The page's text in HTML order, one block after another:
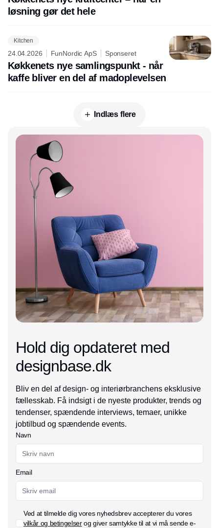
løsning gør det hele
Kitchen
24.04.2026 FunNordic ApS Sponseret
Køkkenets nye samlingspunkt - når
kaffe bliver en del af madoplevelsen
Indlæs flere
Annonce
Hold dig opdateret med
designbase.dk
Bliv en del af design- og interiørbranchens eksklusive
fællesskab. Få indsigt i de nyeste produkter, trends og
tendenser, spændende interviews, temaer, unikke
jobtilbud og spændende events.
Navn
Email
Ved at tilmelde dig vores nyhedsbrev accepterer du vores
vilkår og betingelserog giver samtykke til at vi må sende e-